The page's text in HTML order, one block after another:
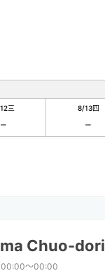
三 8/13四
Chuo-dori
00:00〜00:00